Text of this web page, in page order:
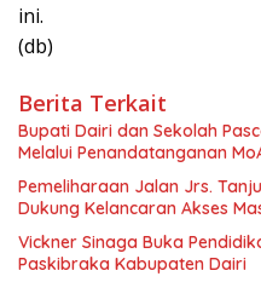
ini.
(db)
Berita Terkait
Bupati Dairi dan Sekolah
Melalui Penandatanganan
Pemeliharaan Jalan Jrs.
Dukung Kelancaran Akses
Vickner Sinaga Buka
Paskibraka Kabupaten Dairi